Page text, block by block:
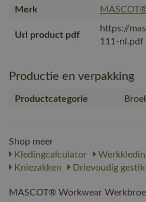
Merk
Url product pdf
https://
111-nl.pdf
Productie en verpakking
Productcategorie
Shop meer
Kledingcalculator
Kniezakken
Drievoudig
MASCOT® Workwear